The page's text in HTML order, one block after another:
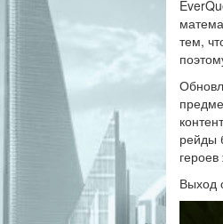
тем,
рейды
Выход